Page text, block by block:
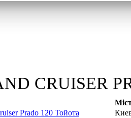
CRUISER
Prado 120 Тойота